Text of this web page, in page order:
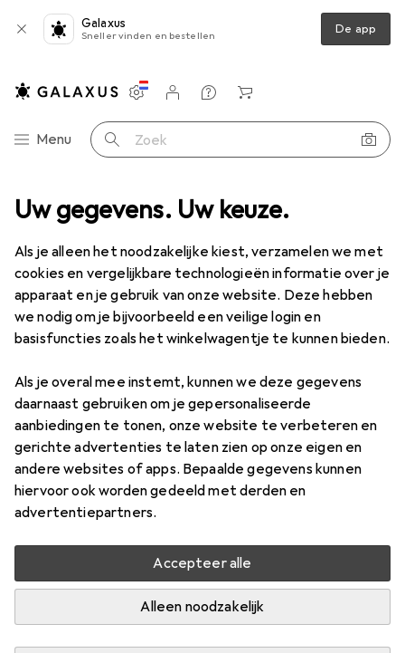
Uw gegevens. Uw keuze.
Als je alleen het noodzakelijke kiest, verzamelen we met
cookies en vergelijkbare technologieën informatie over je
apparaat en je gebruik van onze website. Deze hebben
we nodig om je bijvoorbeeld een veilige login en
basisfuncties zoals het winkelwagentje te kunnen bieden.
Als je overal mee instemt, kunnen we deze gegevens
daarnaast gebruiken om je gepersonaliseerde
aanbiedingen te tonen, onze website te verbeteren en
gerichte advertenties te laten zien op onze eigen en
andere websites of apps. Bepaalde gegevens kunnen
hiervoor ook worden gedeeld met derden en
advertentiepartners.
Accepteer alle
Alleen noodzakelijk
Galaxus
Sneller vinden en bestellen De app
Categorie navigatie
Menu Zoek op
Instellingen
Klantenaccount
Produktvergelijking
Verlanglijstje
Winkelmandje
Hardware Bevestigingstechnologie
Klinknagels
ProductenForum